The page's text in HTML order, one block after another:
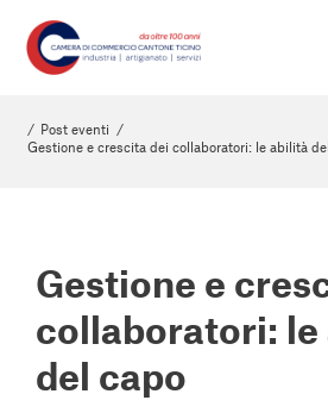
/ Post eventi /
Gestione e crescita dei collaboratori: le abilità
Gestione e
collaboratori:
del capo